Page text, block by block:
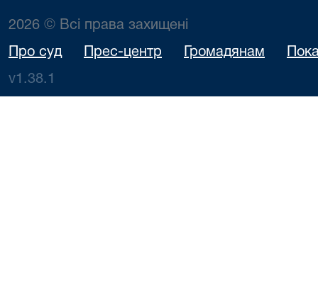
2026 © Всі права захищені
Про суд Прес-центр Громадянам
v1.38.1